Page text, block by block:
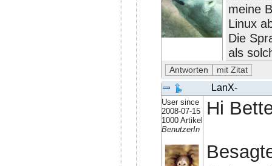
meine
Linux
Die
als
LanX-
User since
2008-07-15
1000 Artikel
BenutzerIn
Hi